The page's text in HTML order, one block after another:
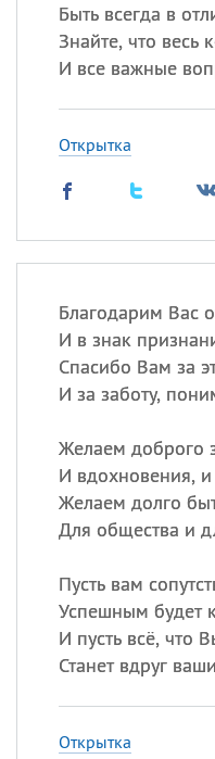
Быть всегда в
Знайте, что весь
И все важные
Открытка
Благодарим Вас
И в знак
Спасибо Вам за
И за заботу,
Желаем доброго
И вдохновения,
Желаем долго
Для общества и
Пусть вам
Успешным будет
И пусть всё, что
Станет вдруг
Открытка